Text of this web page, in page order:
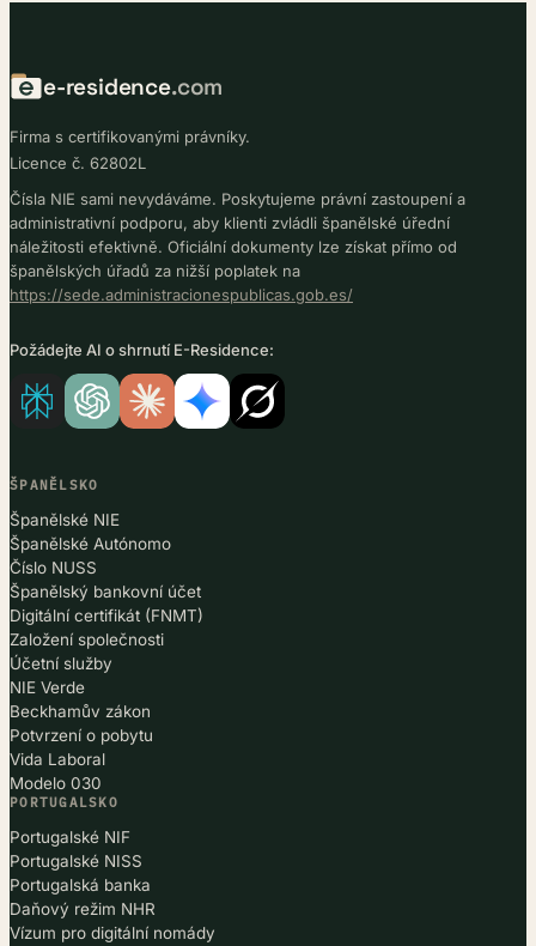
e-residence.com
Firma s certifikovanými právníky.
Licence č. 62802L
Čísla NIE sami nevydáváme. Poskytujeme právní zastoupení a
administrativní podporu, aby klienti zvládli španělské úřední
náležitosti efektivně. Oficiální dokumenty lze získat přímo od
španělských úřadů za nižší poplatek na
https://sede.administracionespublicas.gob.es/
Požádejte AI o shrnutí E-Residence:
ŠPANĚLSKO
Španělské NIE
Španělské Autónomo
Číslo NUSS
Španělský bankovní účet
Digitální certifikát (FNMT)
Založení společnosti
Účetní služby
NIE Verde
Beckhamův zákon
Potvrzení o pobytu
Vida Laboral
Modelo 030
PORTUGALSKO
Portugalské NIF
Portugalské NISS
Portugalská banka
Daňový režim NHR
Vízum pro digitální nomády